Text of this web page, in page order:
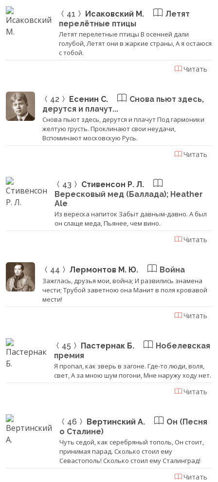
41 Исаковский М.
Летят
перелётные птицы
Летят перелетные птицы В осенней дали
голубой, Летят они в жаркие страны, А я остаюся
с тобой.
Читать
42 Есенин С.
Снова пьют здесь,
дерутся и плачут...
Снова пьют здесь, дерутся и плачут Под гармоники
желтую грусть. Проклинают свои неудачи,
Вспоминают московскую Русь.
Читать
43
Стивенсон Р. Л.
Вересковый мед (Баллада); Heather
Ale
Из вереска напиток Забыт давным-давно. А был
он слаще меда, Пьянее, чем вино.
Читать
44 Лермонтов М. Ю. Война
Зажглась, друзья мои, война; И развились знамена
чести; Трубой заветною она Манит в поля кровавой
мести!
Читать
45 Пастернак Б.
Нобелевская
премия
Я пропал, как зверь в загоне. Где-то люди, воля,
свет, А за мною шум погони, Мне наружу ходу нет.
Читать
46 Вертинский А.
Он (Песня
о Сталине)
Чуть седой, как серебряный тополь, Он стоит,
принимая парад. Сколько стоил ему
Севастополь! Сколько стоил ему Сталинград!
Читать